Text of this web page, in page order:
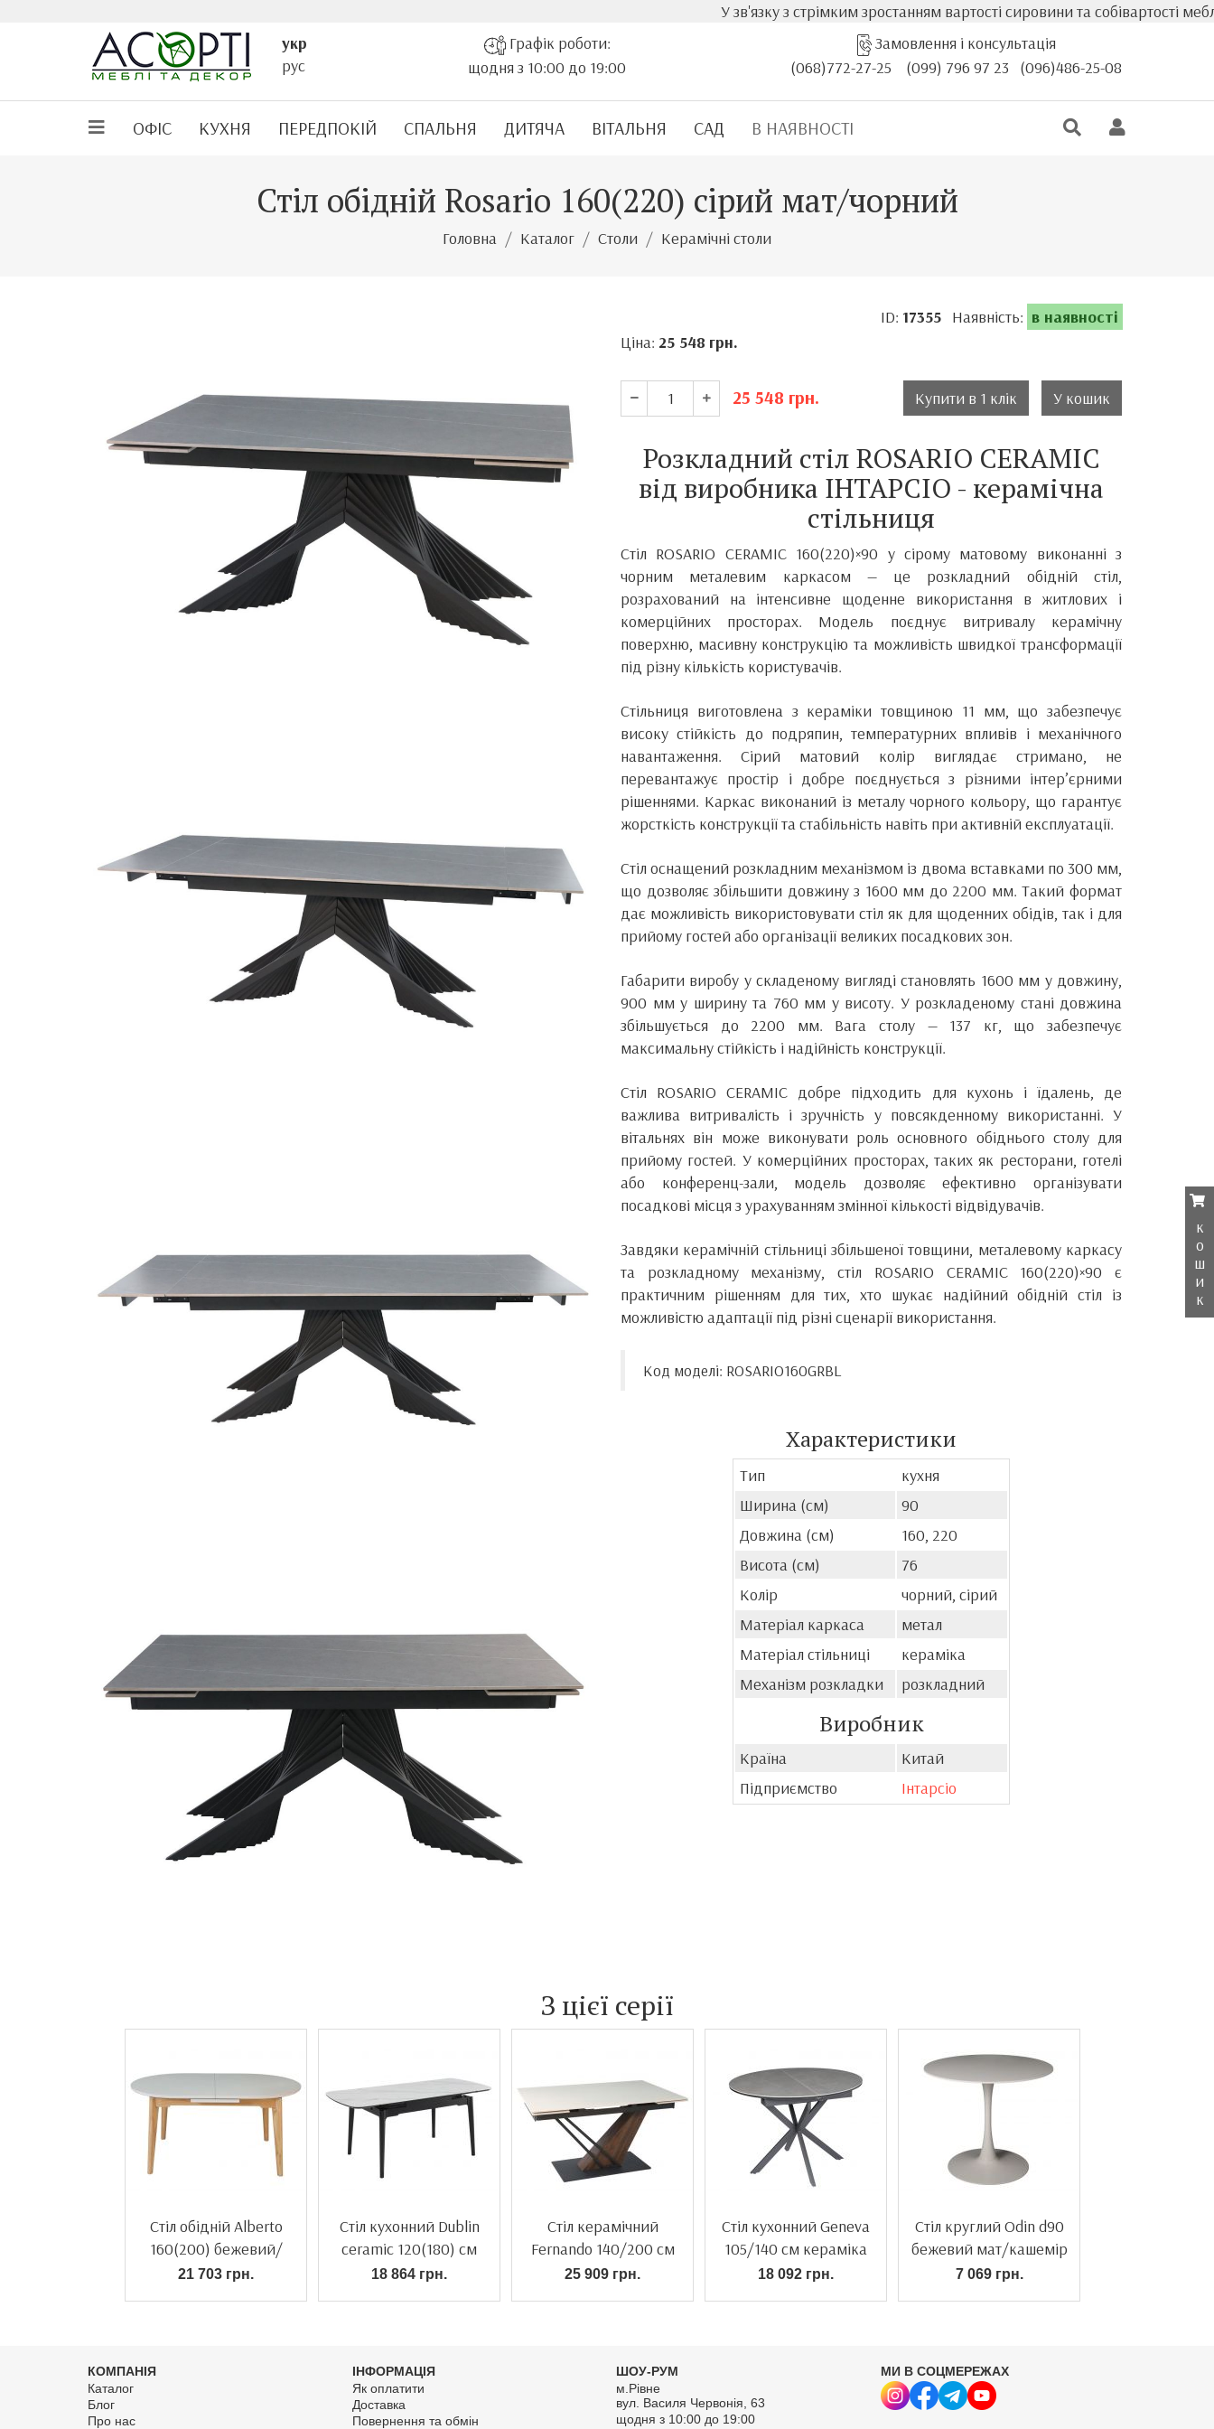
У зв'язку з стрімким зростанням вартості сировини та собівартості
укр
рус
Графік роботи:
щодня з 10:00 до 19:00
Замовлення і консультація
(068)772-27-25
(099) 796 97 23 (096)486-25-08
ОФІС КУХНЯ ПЕРЕДПОКІЙ СПАЛЬНЯ ДИТЯЧА ВІТАЛЬНЯ САД В НАЯВНОСТІ
Стіл обідній Rosario 160(220) сірий мат/чорний
Головна Каталог Столи Керамічні столи
ID: 17355Наявність: в наявності
Ціна: 25 548 грн.
25 548 грн. Купити в 1 клік У кошик
Розкладний стіл ROSARIO CERAMIC
від виробника ІНТАРСІО - керамічна
стільниця
Стіл ROSARIO CERAMIC 160(220)×90 у сірому матовому виконанні з
чорним металевим каркасом — це розкладний обідній стіл,
розрахований на інтенсивне щоденне використання в житлових і
комерційних просторах. Модель поєднує витривалу керамічну
поверхню, масивну конструкцію та можливість швидкої трансформації
під різну кількість користувачів.
Стільниця виготовлена з кераміки товщиною 11 мм, що забезпечує
високу стійкість до подряпин, температурних впливів і механічного
навантаження. Сірий матовий колір виглядає стримано, не
перевантажує простір і добре поєднується з різними інтер’єрними
рішеннями. Каркас виконаний із металу чорного кольору, що гарантує
жорсткість конструкції та стабільність навіть при активній експлуатації.
Стіл оснащений розкладним механізмом із двома вставками по 300 мм,
що дозволяє збільшити довжину з 1600 мм до 2200 мм. Такий формат
дає можливість використовувати стіл як для щоденних обідів, так і для
прийому гостей або організації великих посадкових зон.
Габарити виробу у складеному вигляді становлять 1600 мм у довжину,
900 мм у ширину та 760 мм у висоту. У розкладеному стані довжина
збільшується до 2200 мм. Вага столу — 137 кг, що забезпечує
максимальну стійкість і надійність конструкції.
Стіл ROSARIO CERAMIC добре підходить для кухонь і їдалень, де
важлива витривалість і зручність у повсякденному використанні. У
вітальнях він може виконувати роль основного обіднього столу для
прийому гостей. У комерційних просторах, таких як ресторани, готелі
або конференц-зали, модель дозволяє ефективно організувати
посадкові місця з урахуванням змінної кількості відвідувачів.
Завдяки керамічній стільниці збільшеної товщини, металевому каркасу
та розкладному механізму, стіл ROSARIO CERAMIC 160(220)×90 є
практичним рішенням для тих, хто шукає надійний обідній стіл із
можливістю адаптації під різні сценарії використання.
Код моделі: ROSARIO160GRBL
Характеристики
Тип
кухня
Ширина (см)
90
Довжина (см)
160, 220
Висота (см)
76
Колір
чорний, сірий
Матеріал каркаса
метал
Матеріал стільниці
кераміка
Механізм розкладки
розкладний
Виробник
Країна
Китай
Підприємство
Інтарсіо
З цієї серії
Стіл обідній Alberto
160(200) бежевий/
дерево
21 703 грн.
Стіл кухонний Dublin
ceramic 120(180) см
18 864 грн.
Стіл керамічний
Fernando 140/200 см
25 909 грн.
Стіл кухонний Geneva
105/140 см кераміка
18 092 грн.
Стіл круглий Odin d90
бежевий мат/кашемір
7 069 грн.
КОМПАНІЯ
Каталог
Блог
Про нас
ІНФОРМАЦІЯ
Як оплатити
Доставка
Повернення та обмін
ШОУ-РУМ
м.Рівне
вул. Василя Червонія, 63
щодня з 10:00 до 19:00
МИ В СОЦМЕРЕЖАХ
к
о
ш
и
к